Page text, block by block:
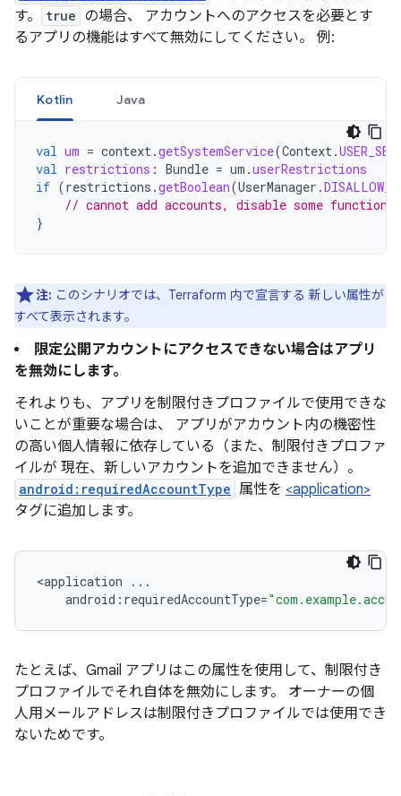
す。
true の場合、 アカウントへのアクセスを必要とす
るアプリの機能はすべて無効にしてください。 例:
Kotlin Java
val um = context.getSystemService(Context.
val restrictions : Bundle = um .userRestrictions
if (restrictions .getBoolean(UserManager .
// cannot add accounts, disable some
}
注: このシナリオでは、Terraform 内で宣言する 新しい属性が
すべて表示されます。
限定公開アカウントにアクセスできない場合はアプリ
を無効にします。
それよりも、アプリを制限付きプロファイルで使用できな
いことが重要な場合は、 アプリがアカウント内の機密性
の高い個人情報に依存している（また、制限付きプロファ
イルが 現在、新しいアカウントを追加できません）。
android:requiredAccountType 属性を <application>
タグに追加します。
<application
...
android : requiredAccountType=
たとえば、Gmail アプリはこの属性を使用して、制限付き
プロファイルでそれ自体を無効にします。 オーナーの個
人用メールアドレスは制限付きプロファイルでは使用でき
ないためです。